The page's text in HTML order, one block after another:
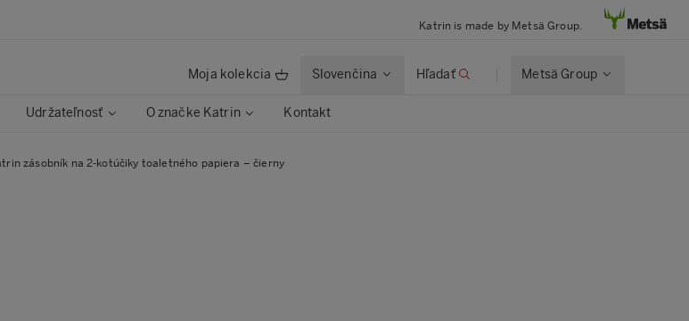
Katrin is made by Metsä Group.
Moja kolekcia Slovenčina Hľadať Metsä Group
Udržateľnosť O značke Katrin Kontakt
zásobník na 2-kotúčiky toaletného papiera – čierny